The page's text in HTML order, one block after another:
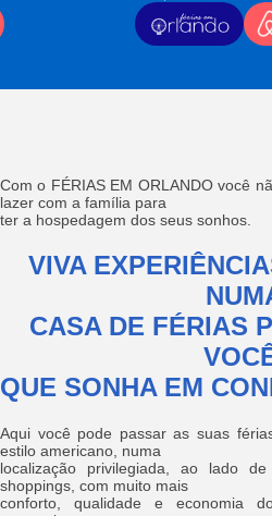
Com o FÉRIAS EM ORLANDO você
lazer com a família para
ter a hospedagem dos seus sonhos.
VIVA
CASA DE FÉRIAS
QUE SONHA EM
Aqui você pode passar as suas
estilo americano, numa
localização privilegiada, ao lado
shoppings, com muito mais
conforto, qualidade e economia